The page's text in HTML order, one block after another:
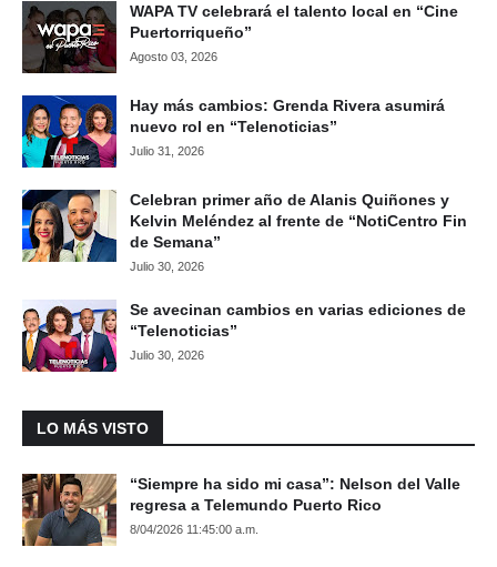
WAPA TV celebrará el talento local en “Cine
Puertorriqueño”
Agosto 03, 2026
Hay más cambios: Grenda Rivera asumirá
nuevo rol en “Telenoticias”
Julio 31, 2026
Celebran primer año de Alanis Quiñones y
Kelvin Meléndez al frente de “NotiCentro Fin
de Semana”
Julio 30, 2026
Se avecinan cambios en varias ediciones de
“Telenoticias”
Julio 30, 2026
LO MÁS VISTO
“Siempre ha sido mi casa”: Nelson del Valle
regresa a Telemundo Puerto Rico
8/04/2026 11:45:00 a.m.